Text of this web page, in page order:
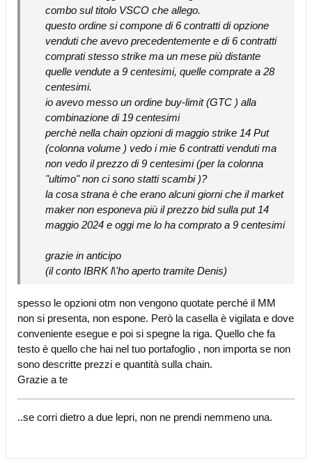
combo sul titolo VSCO che allego.
questo ordine si compone di 6 contratti di opzione
venduti che avevo precedentemente e di 6 contratti
comprati stesso strike ma un mese più distante
quelle vendute a 9 centesimi, quelle comprate a 28
centesimi.
io avevo messo un ordine buy-limit (GTC ) alla
combinazione di 19 centesimi
perchè nella chain opzioni di maggio strike 14 Put
(colonna volume ) vedo i mie 6 contratti venduti ma
non vedo il prezzo di 9 centesimi (per la colonna
"ultimo" non ci sono statti scambi )?
la cosa strana è che erano alcuni giorni che il market
maker non esponeva più il prezzo bid sulla put 14
maggio 2024 e oggi me lo ha comprato a 9 centesimi
grazie in anticipo
(il conto IBRK l\'ho aperto tramite Denis)
spesso le opzioni otm non vengono quotate perché il MM
non si presenta, non espone. Però la casella è vigilata e dove
conveniente esegue e poi si spegne la riga. Quello che fa
testo è quello che hai nel tuo portafoglio , non importa se non
sono descritte prezzi e quantità sulla chain.
Grazie a te
..se corri dietro a due lepri, non ne prendi nemmeno una.